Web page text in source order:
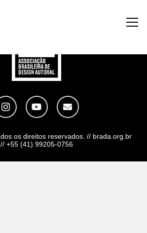
os direitos reservados. // brada.org.br
// +55 (41) 99205-0756